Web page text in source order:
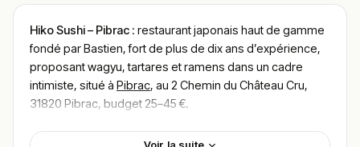
Hiko Sushi – Pibrac : restaurant japonais haut de gamme
fondé par Bastien, fort de plus de dix ans d’expérience,
proposant wagyu, tartares et ramens dans un cadre
intimiste, situé à Pibrac, au 2 Chemin du Château Cru,
31820 Pibrac, budget 25–45 €.
Localisation Voir la suite